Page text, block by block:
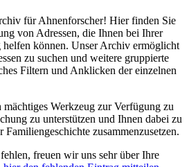
für Ahnenforscher! Hier finden Sie
von Adressen, die Ihnen bei Ihrer
helfen können. Unser Archiv ermöglicht
zu suchen und weitere gruppierte
Filtern und Anklicken der einzelnen
Werkzeug zur Verfügung zu
zu unterstützen und Ihnen dabei zu
zusammenzusetzen.
freuen wir uns sehr über Ihre